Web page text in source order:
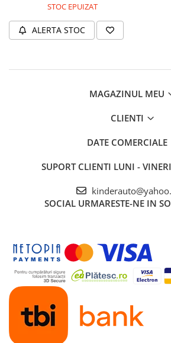
STOC EPUIZAT
ALERTA STOC
MAGAZINUL MEU
CLIENTI
DATE COMERCIALE
SUPORT CLIENTI LUNI -
SOCIAL URMARESTE-NE IN